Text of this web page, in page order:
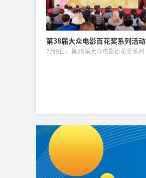
第38届大众电影百花奖系列活动
8月在京举行
7月9日，第38届大众电影百花奖系列